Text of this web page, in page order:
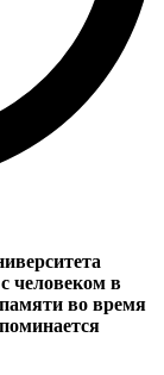
человеком в
во время